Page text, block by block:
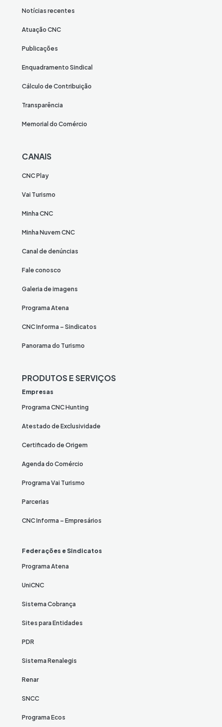
Notícias recentes
Atuação CNC
Publicações
Enquadramento Sindical
Cálculo de Contribuição
Transparência
Memorial do Comércio
CANAIS
CNC Play
Vai Turismo
Minha CNC
Minha Nuvem CNC
Canal de denúncias
Fale conosco
Galeria de imagens
Programa Atena
CNC Informa – Sindicatos
Panorama do Turismo
PRODUTOS E SERVIÇOS
Empresas
Programa CNC Hunting
Atestado de Exclusividade
Certificado de Origem
Agenda do Comércio
Programa Vai Turismo
Parcerias
CNC Informa – Empresários
Federações e Sindicatos
Programa Atena
UniCNC
Sistema Cobrança
Sites para Entidades
PDR
Sistema Renalegis
Renar
SNCC
Programa Ecos